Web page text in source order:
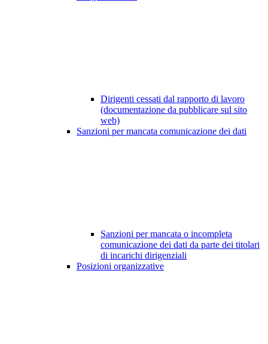
Dirigenti cessati dal rapporto di lavoro
(documentazione da pubblicare sul sito
web)
Sanzioni per mancata comunicazione dei dati
Sanzioni per mancata o incompleta
comunicazione dei dati da parte dei titolari
di incarichi dirigenziali
Posizioni organizzative